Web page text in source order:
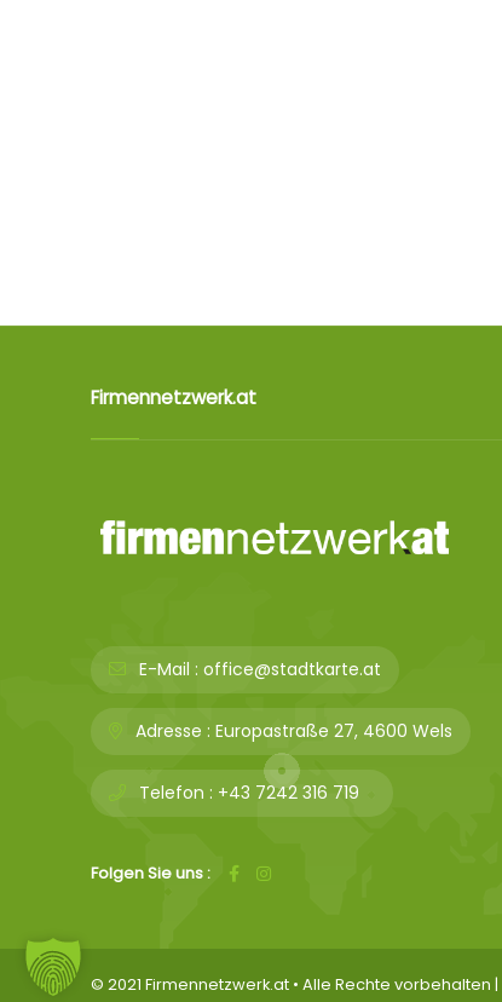
Firmennetzwerk.at
E-Mail : office@stadtkarte.at
Adresse : Europastraße 27, 4600 Wels
Telefon : +43 7242 316 719
Folgen Sie uns :
© 2021 Firmennetzwerk.at • Alle Rechte vorbehalten |